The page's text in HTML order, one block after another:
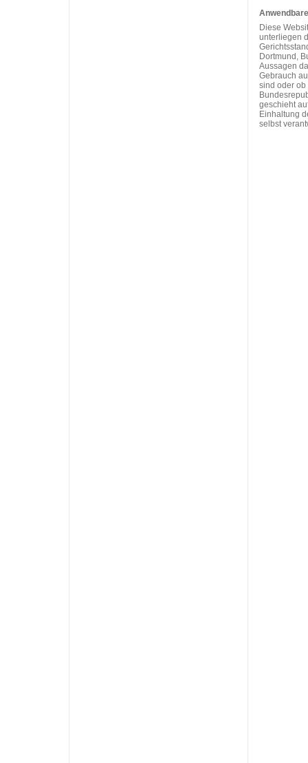
Diese
unterliegen
Dortmund,
Aussagen
Gebrauch
sind oder ob
geschieht
Einhaltung
selbst